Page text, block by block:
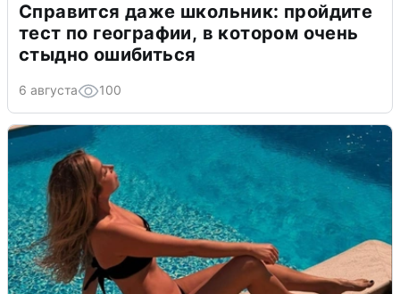
Справится даже школьник: пройдите
тест по географии, в котором очень
стыдно ошибиться
6 августа 100